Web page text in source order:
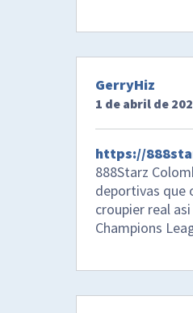
GerryHiz
1 de abril de
https://
888Starz
deportivas que
croupier real
Champions